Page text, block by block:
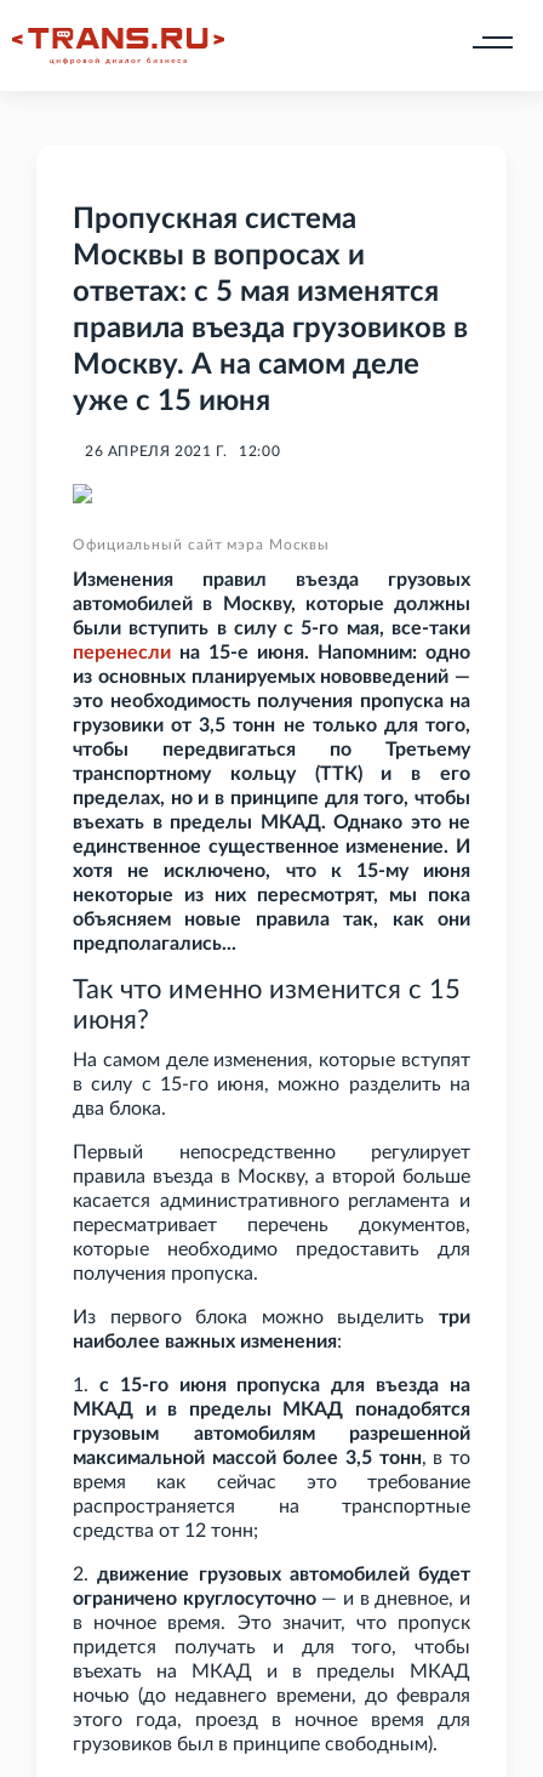
Пропускная система
Москвы в вопросах и
ответах: с 5 мая изменятся
правила въезда грузовиков в
Москву. А на самом деле
уже с 15 июня
26 АПРЕЛЯ 2021 Г. 12:00
Официальный сайт мэра Москвы
Изменения правил въезда грузовых
автомобилей в Москву, которые должны
были вступить в силу с 5-го мая, все-таки
перенесли на 15-е июня. Напомним: одно
из основных планируемых нововведений —
это необходимость получения пропуска на
грузовики от 3,5 тонн не только для того,
чтобы передвигаться по Третьему
транспортному кольцу (ТТК) и в его
пределах, но и в принципе для того, чтобы
въехать в пределы МКАД. Однако это не
единственное существенное изменение. И
хотя не исключено, что к 15-му июня
некоторые из них пересмотрят, мы пока
объясняем новые правила так, как они
предполагались...
Так что именно изменится с 15
июня?
На самом деле изменения, которые вступят
в силу с 15-го июня, можно разделить на
два блока.
Первый непосредственно регулирует
правила въезда в Москву, а второй больше
касается административного регламента и
пересматривает перечень документов,
которые необходимо предоставить для
получения пропуска.
Из первого блока можно выделить три
наиболее важных изменения:
1. с 15-го июня пропуска для въезда на
МКАД и в пределы МКАД понадобятся
грузовым автомобилям разрешенной
максимальной массой более 3,5 тонн, в то
время как сейчас это требование
распространяется на транспортные
средства от 12 тонн;
2.движение грузовых автомобилей будет
ограничено круглосуточно — и в дневное, и
в ночное время. Это значит, что пропуск
придется получать и для того, чтобы
въехать на МКАД и в пределы МКАД
ночью (до недавнего времени, до февраля
этого года, проезд в ночное время для
грузовиков был в принципе свободным).